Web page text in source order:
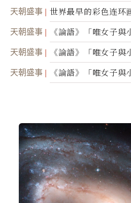
天朝盛事 世界最早的彩色连环
天朝盛事
《論語》「唯女子
（三）
天朝盛事
《論語》「唯女子
（二）
天朝盛事
《論語》「唯女子
（一）